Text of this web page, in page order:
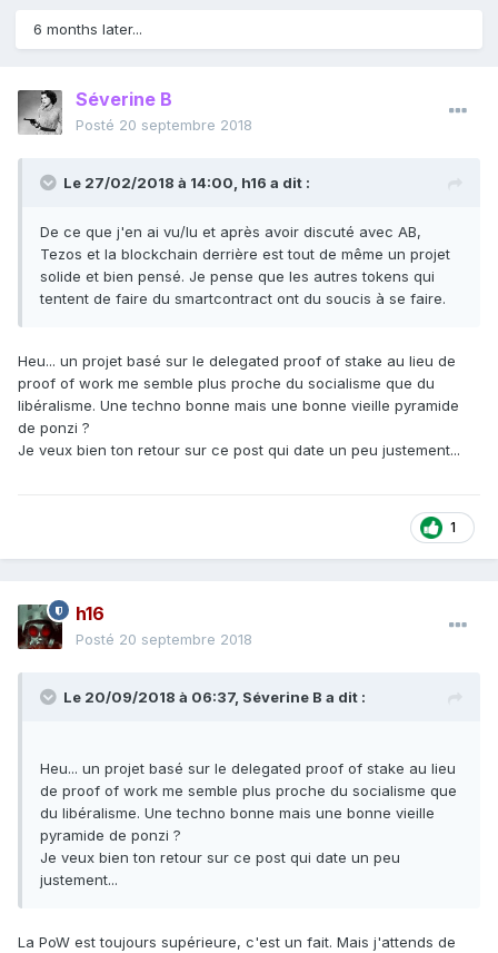
6 months later...
Séverine B
Posté 20 septembre 2018
Le 27/02/2018 à 14:00, h16 a dit :
De ce que j'en ai vu/lu et après avoir discuté avec AB,
Tezos et la blockchain derrière est tout de même un projet
solide et bien pensé. Je pense que les autres tokens qui
tentent de faire du smartcontract ont du soucis à se faire.
Heu... un projet basé sur le delegated proof of stake au lieu de
proof of work me semble plus proche du socialisme que du
libéralisme. Une techno bonne mais une bonne vieille pyramide
de ponzi ?
Je veux bien ton retour sur ce post qui date un peu justement...
1
h16
Posté 20 septembre 2018
Le 20/09/2018 à 06:37, Séverine B a dit :
Heu... un projet basé sur le delegated proof of stake au lieu
de proof of work me semble plus proche du socialisme que
du libéralisme. Une techno bonne mais une bonne vieille
pyramide de ponzi ?
Je veux bien ton retour sur ce post qui date un peu
justement...
La PoW est toujours supérieure, c'est un fait. Mais j'attends de